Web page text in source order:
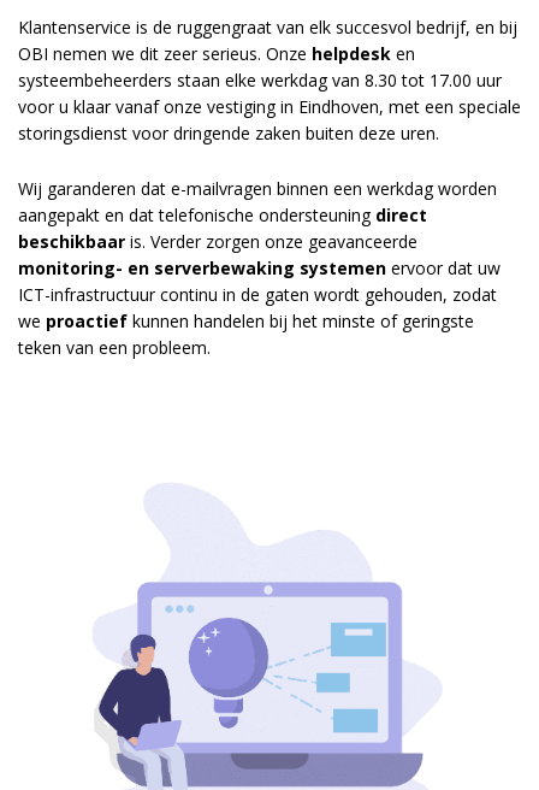
Klantenservice is de ruggengraat van elk succesvol bedrijf, en bij
OBI nemen we dit zeer serieus. Onze helpdesk en
systeembeheerders staan elke werkdag van 8.30 tot 17.00 uur
voor u klaar vanaf onze vestiging in Eindhoven, met een speciale
storingsdienst voor dringende zaken buiten deze uren.
Wij garanderen dat e-mailvragen binnen een werkdag worden
aangepakt en dat telefonische ondersteuning direct
beschikbaar is. Verder zorgen onze geavanceerde
monitoring- en serverbewaking systemen ervoor dat uw
ICT-infrastructuur continu in de gaten wordt gehouden, zodat
we proactief kunnen handelen bij het minste of geringste
teken van een probleem.